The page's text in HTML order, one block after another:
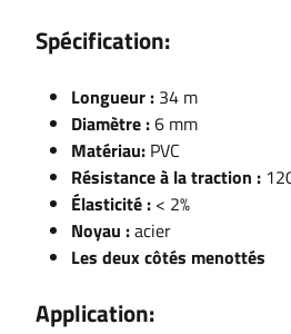
Spécification:
Longueur : 34 m
Diamètre :6 mm
Matériau: PVC
Résistance à la traction :
Élasticité : < 2%
Noyau :acier
Les deux côtés menottés
Application: